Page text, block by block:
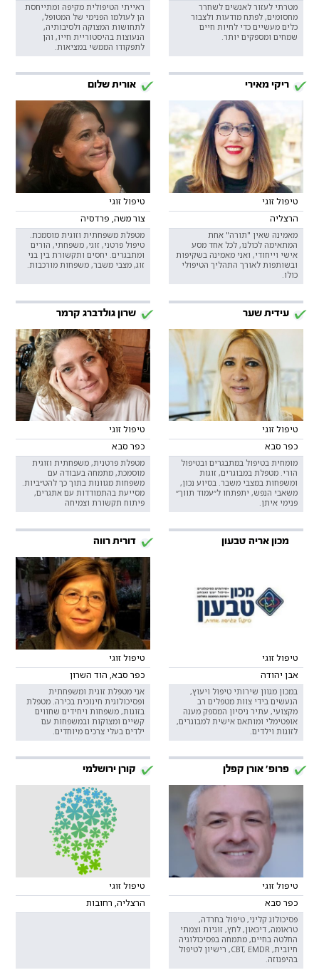
מטרתי לעזור לאנשים לשחרר
מחסומים, לפתח מודעות ולצבור
כלים מעשיים כדי לחיות חיים
שמחים ומספקים יותר.
ראייתי הטיפולית מקיפה ומתייחסת
הן לעולמו הפנימי של המטופל,
לתחושות המצוקה ולסיבותיה,
הנעוצות בהיסטוריית חייו, והן
לתפקודו הממשי במציאות.
ריקי מאירי
טיפול זוגי
הרצליה
מאמינה שאין "תורה" אחת
המתאימה לכולנו, לכל אחד מסע
אישי וייחודי, ואני מאמינה בשקיפות
ובשותפות לאורך התהליך הטיפולי
כולו.
אורית שלום
טיפול זוגי
צור משה, פרדסיה
מטפלת משפחתית וזוגית מוסמכת.
טיפול פרטני, זוגי, משפחתי, הורים
ומתבגרים. יחסים ותקשורת בין בני
זוג, מצבי משבר, משפחות מורכבות.
עידית שער
טיפול זוגי
כפר סבא
מומחית בטיפול במתבגרים ובטיפול
הורי. מטפלת במבוגרים, זוגות
ומשפחות במצבי משבר. בסיוע נכון,
משאבי הנפש, יתפתחו ל״עמוד תווך״
פנימי איתן.
שרון גולדברג קרמר
טיפול זוגי
כפר סבא
מטפלת פרטנית, משפחתית וזוגית
מוסמכת, מתמחה בעבודה עם
משפחות מגוונות בתוך כך להט״ביות.
מסייעת בהתמודדות עם אתגרים,
פיתוח תקשורת וצמיחה
מכון אריה טבעון
טיפול זוגי
אבן יהודה
במכון מגוון שירותי טיפול ויעוץ,
הנעשים בידי צוות מטפלים רב
מקצועי, עתיר ניסיון המספק מענה
אופטימלי ומותאם אישית למבוגרים,
לזוגות וילדים.
דורית רווה
טיפול זוגי
כפר סבא, הוד השרון
אני מטפלת זוגית ומשפחתית
ופסיכולוגית חינוכית בכירה. מטפלת
בזוגות, משפחות ויחידים שחווים
קשיים ומצוקות ובמשפחות עם
ילדים בעלי צרכים מיוחדים.
פרופ' אורן קפלן
טיפול זוגי
כפר סבא
פסיכולוג קליני, טיפול בחרדה,
טראומה, דיכאון, לחץ, זוגיות וצמתי
החלטה בחיים, מתמחה בפסיכולוגיה
חיובית, CBT, EMDR, רישיון לטיפול
בהיפנוזה.
קורן ירושלמי
טיפול זוגי
הרצליה, רחובות